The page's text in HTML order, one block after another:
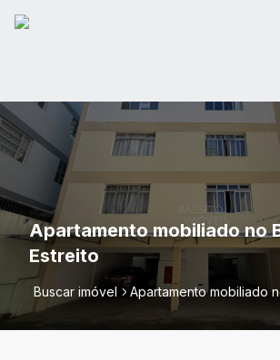
Apartamento mobiliado no
Estreito
Buscar imóvel Apartamento mobiliado